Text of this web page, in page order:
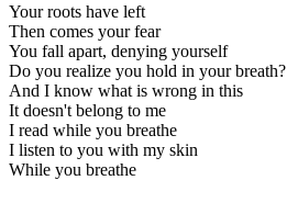
Your roots have left
Then comes your fear
You fall apart, denying yourself
Do you realize you hold in your breath?
And I know what is wrong in this
It doesn't belong to me
I read while you breathe
I listen to you with my skin
While you breathe